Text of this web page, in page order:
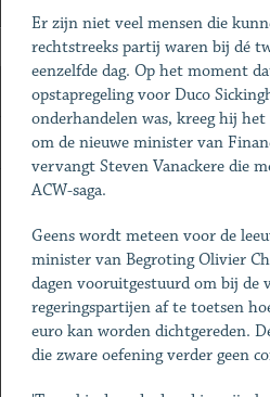
Er zijn niet veel mensen die
rechtstreeks partij waren bij dé
eenzelfde dag. Op het moment
opstapregeling voor Duco
onderhandelen was, kreeg hij
om de nieuwe minister van
vervangt Steven Vanackere die
ACW-saga.
Geens wordt meteen voor de
minister van Begroting Olivier
dagen vooruitgestuurd om bij de
regeringspartijen af te toetsen
euro kan worden dichtgereden.
die zware oefening verder geen